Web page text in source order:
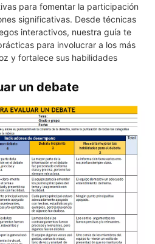
para fomentar la participación
significativas. Desde técnicas
interactivos, nuestra guía te
para involucrar a los más
y fortalece sus habilidades
un debate